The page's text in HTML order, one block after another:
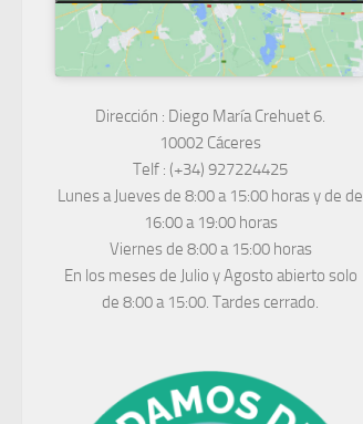
Dirección : Diego María Crehuet 6.
10002 Cáceres
Telf : (+34) 927224425
Lunes a Jueves de 8:00 a 15:00 horas y de de
16:00 a 19:00 horas
Viernes de 8:00 a 15:00 horas
En los meses de Julio y Agosto abierto solo
de 8:00 a 15:00. Tardes cerrado.